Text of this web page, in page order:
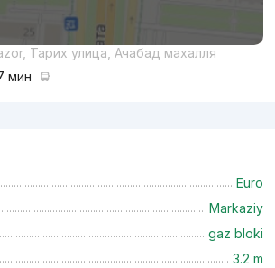
Тарих улица, Ачабад махалля
мин
Euro
Markaziy
gaz bloki
3.2 m